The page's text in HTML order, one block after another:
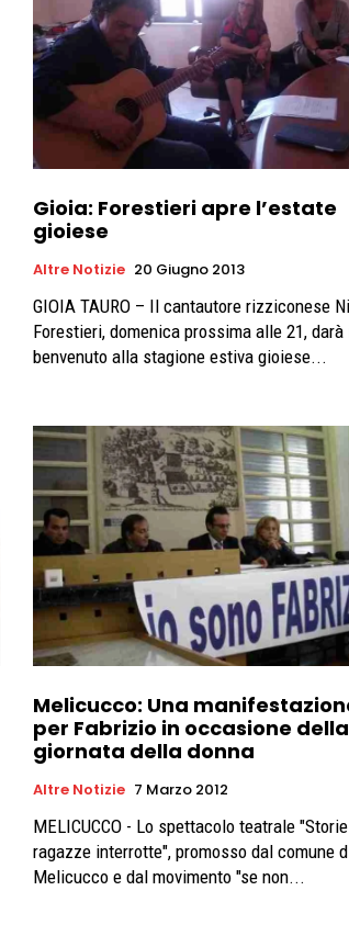
Gioia: Forestieri apre l’estate
gioiese
Altre Notizie 20 Giugno 2013
GIOIA TAURO – Il cantautore rizziconese
Forestieri, domenica prossima alle 21, darà
benvenuto alla stagione estiva gioiese...
Melicucco: Una
per Fabrizio in occasione della
giornata della donna
Altre Notizie 7 Marzo 2012
MELICUCCO - Lo spettacolo teatrale
ragazze interrotte", promosso dal comune
Melicucco e dal movimento "se non...